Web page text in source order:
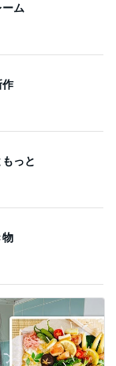
ム
作
っと
物